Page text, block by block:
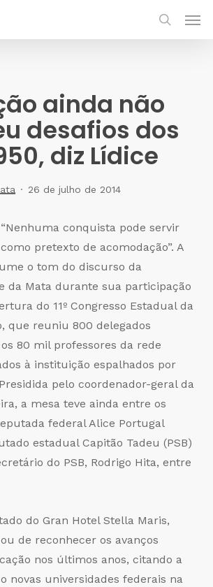
ainda não
desafios dos
diz Lídice
26 de julho de 2014
“Nenhuma conquista pode servir
como pretexto de acomodação”. A
o tom do discurso da
da Mata durante sua participação
do 11º Congresso Estadual da
que reuniu 800 delegados
80 mil professores da rede
à instituição espalhados por
pelo coordenador-geral da
a mesa teve ainda entre os
federal Alice Portugal
estadual Capitão Tadeu (PSB)
do PSB, Rodrigo Hita, entre
do Gran Hotel Stella Maris,
de reconhecer os avanços
nos últimos anos, citando a
novas universidades federais na